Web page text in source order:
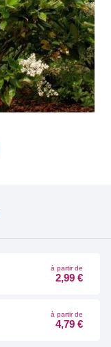
à partir de
2,99 €
à partir de
4,79 €